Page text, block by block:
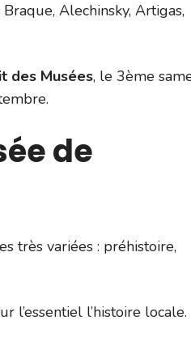
Braque, Alechinsky, Artigas,
des Musées, le 3ème
de
très variées : préhistoire,
l’histoire locale.